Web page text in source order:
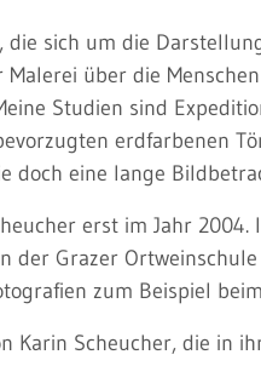
sich um die
über die
Studien sind
erdfarbenen
doch eine lange
erst im Jahr
der Grazer
zum Beispiel
Karin Scheucher, die in